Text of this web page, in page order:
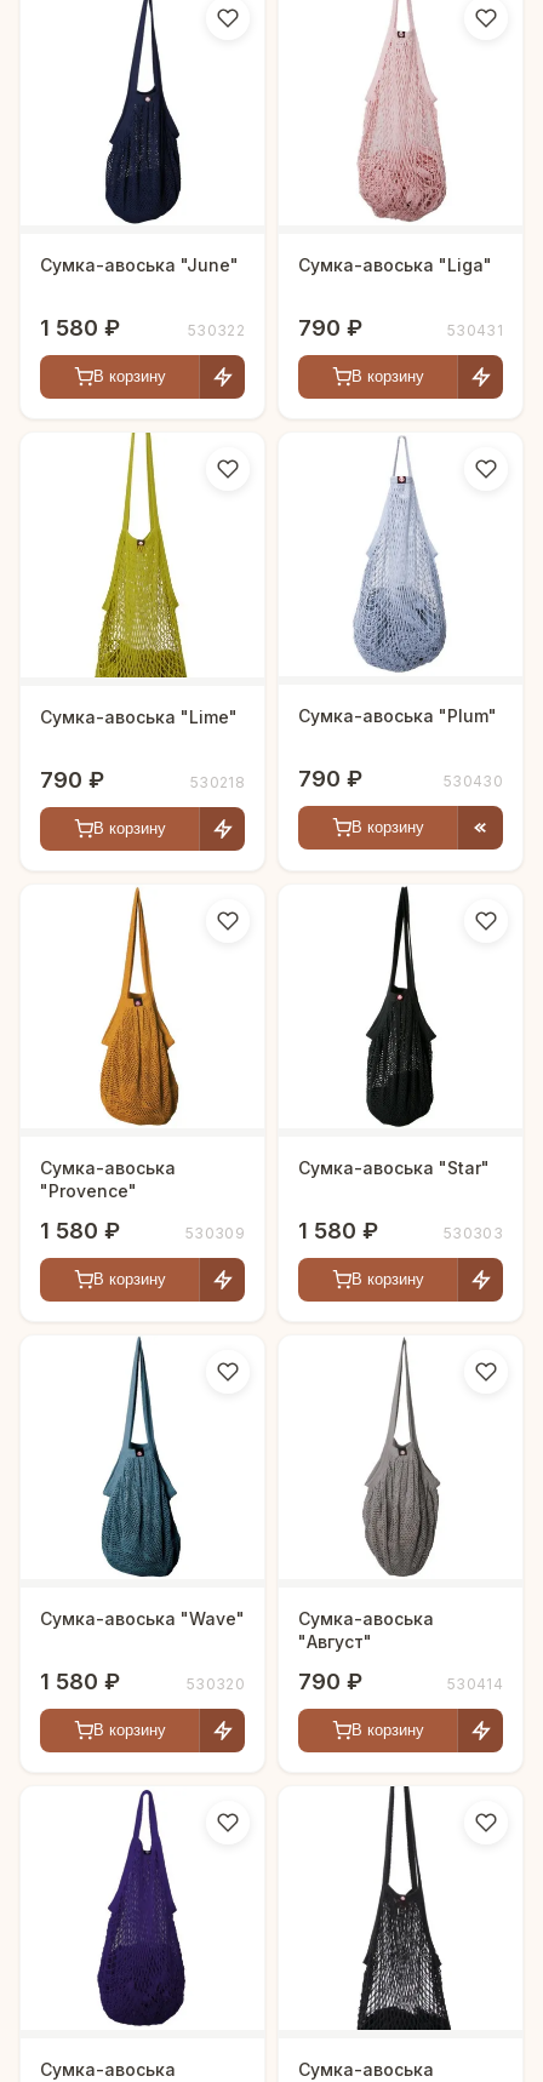
Сумка-авоська "June"
1 580 ₽ 530322
В корзину
Сумка-авоська "Liga"
790 ₽ 530431
В корзину
Сумка-авоська "Lime"
790 ₽ 530218
В корзину
Сумка-авоська "Plum"
790 ₽ 530430
В корзину
Сумка-авоська
"Provence"
1 580 ₽ 530309
В корзину
Сумка-авоська "Star"
1 580 ₽ 530303
В корзину
Сумка-авоська "Wave"
1 580 ₽ 530320
В корзину
Сумка-авоська
"Август"
790 ₽ 530414
В корзину
Сумка-авоська
Сумка-авоська